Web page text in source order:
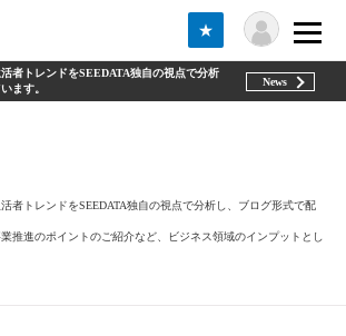
★
者トレンドをSEEDATA独自の視点で分析
ます。
News
者トレンドをSEEDATA独自の視点で分析し、ブログ形式で配
推進のポイントのご紹介など、ビジネス領域のインプットとし